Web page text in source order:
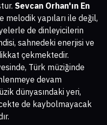
Sevcan Orhan'ın En
melodik yapıları ile değil,
de dinleyicilerin
sahnedeki enerjisi ve
çekmektedir.
Türk müziğinde
devam
dünyasındaki yeri,
de kaybolmayacak